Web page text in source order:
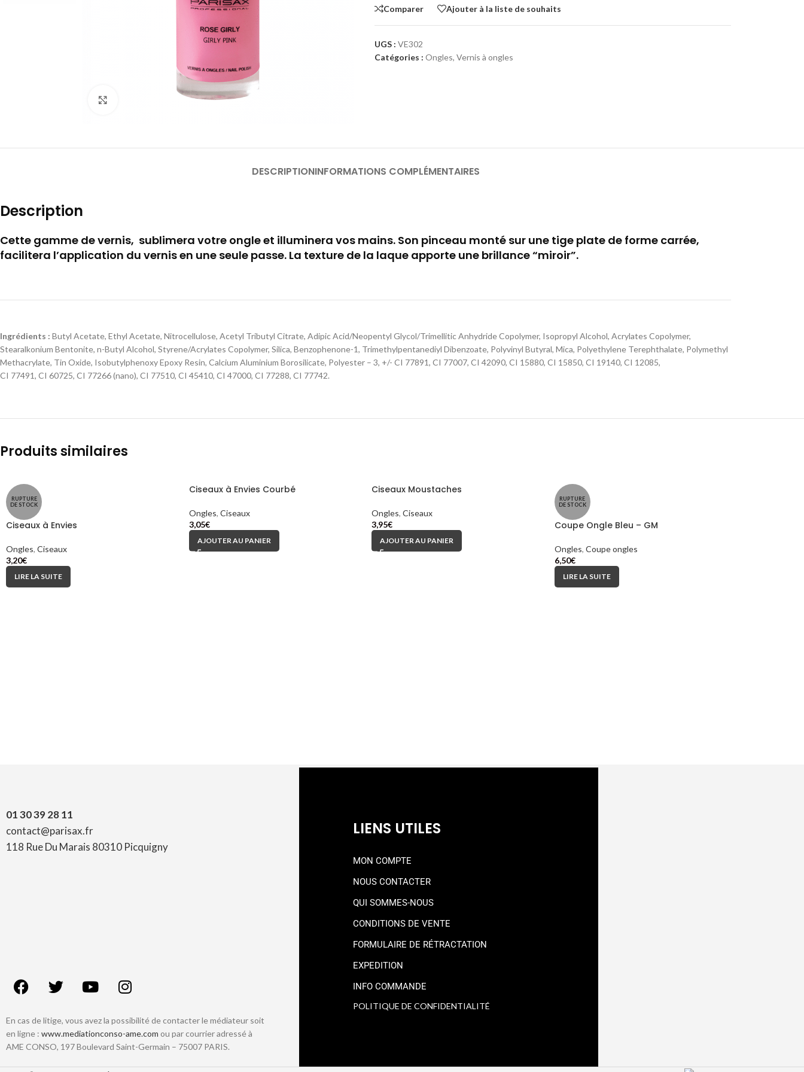
Cliquez pour agrandir
Comparer Ajouter à la liste de souhaits
UGS : VE302
Catégories : Ongles, Vernis à ongles
DESCRIPTIONINFORMATIONS COMPLÉMENTAIRES
Description
Cette gamme de vernis, sublimera votre ongle et illuminera vos mains. Son pinceau monté sur une tige plate de forme carrée,
facilitera l’application du vernis en une seule passe. La texture de la laque apporte une brillance “miroir”.
Ingrédients : Butyl Acetate, Ethyl Acetate, Nitrocellulose, Acetyl Tributyl Citrate, Adipic Acid/Neopentyl Glycol/Trimellitic Anhydride Copolymer, Isopropyl Alcohol, Acrylates Copolymer,
Stearalkonium Bentonite, n-Butyl Alcohol, Styrene/Acrylates Copolymer, Silica, Benzophenone-1, Trimethylpentanediyl Dibenzoate, Polyvinyl Butyral, Mica, Polyethylene Terephthalate, Polymethyl
Methacrylate, Tin Oxide, Isobutylphenoxy Epoxy Resin, Calcium Aluminium Borosilicate, Polyester – 3, +/- CI 77891, CI 77007, CI 42090, CI 15880, CI 15850, CI 19140, CI 12085,
CI 77491, CI 60725, CI 77266 (nano), CI 77510, CI 45410, CI 47000, CI 77288, CI 77742.
Produits similaires
RUPTURE
DE STOCK
Ciseaux à Envies
Ongles, Ciseaux
3,20€
LIRE LA SUITE
Ciseaux à Envies Courbé
Ongles, Ciseaux
3,05€
AJOUTER AU PANIER
Ciseaux Moustaches
Ongles, Ciseaux
3,95€
AJOUTER AU PANIER
RUPTURE
DE STOCK
Coupe Ongle Bleu – GM
Ongles, Coupe ongles
6,50€
LIRE LA SUITE
01 30 39 28 11
contact@parisax.fr
118 Rue Du Marais 80310 Picquigny
En cas de litige, vous avez la possibilité de contacter le médiateur soit
en ligne : www.mediationconso-ame.com ou par courrier adressé à
AME CONSO, 197 Boulevard Saint-Germain – 75007 PARIS.
LIENS UTILES
MON COMPTE
NOUS CONTACTER
QUI SOMMES-NOUS
CONDITIONS DE VENTE
FORMULAIRE DE RÉTRACTATION
EXPEDITION
INFO COMMANDE
POLITIQUE DE CONFIDENTIALITÉ